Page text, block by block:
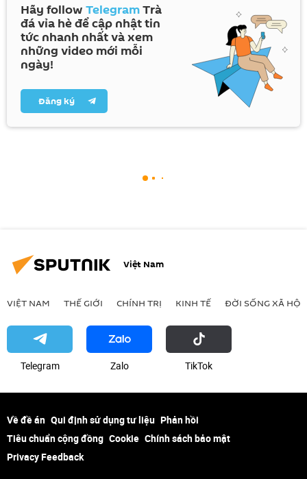
Hãy follow TelegramTrà
đá vỉa hè để cập nhật tin
tức nhanh nhất và xem
những video mới mỗi
ngày!
Đăng ký
Việt Nam
VIỆT NAM THẾ GIỚI CHÍNH TRỊ KINH TẾ ĐỜI SỐNG XÃ HỘI
Telegram Zalo ТikТоk
Về đề án Qui định sử dụng tư liệu Phản hồi
Tiêu chuẩn cộng đồng Cookie Chính sách bảo mật
Privacy Feedback